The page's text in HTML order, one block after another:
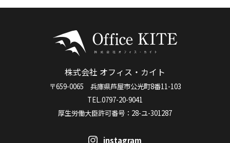
株式会社 オフィス・カイト
〒659-0065 兵庫県芦屋市公光町8番11-103
TEL.0797-20-9041
厚生労働大臣許可番号：28-ユ-301287
instagram